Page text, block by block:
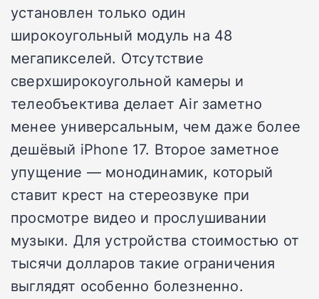
установлен только один
широкоугольный модуль на 48
мегапикселей. Отсутствие
сверхширокоугольной камеры и
телеобъектива делает Air заметно
менее универсальным, чем даже более
дешёвый iPhone 17. Второе заметное
упущение — монодинамик, который
ставит крест на стереозвуке при
просмотре видео и прослушивании
музыки. Для устройства стоимостью от
тысячи долларов такие ограничения
выглядят особенно болезненно.